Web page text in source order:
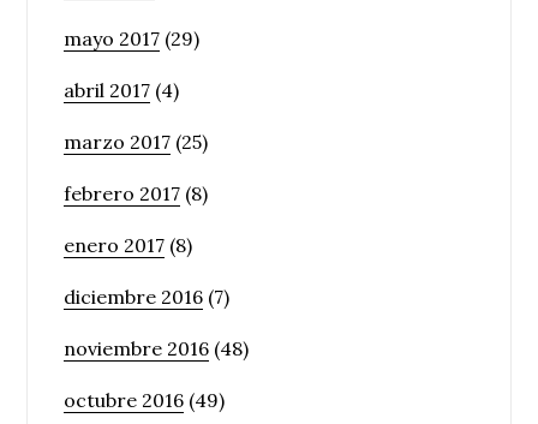
mayo 2017 (29)
abril 2017 (4)
marzo 2017 (25)
febrero 2017 (8)
enero 2017 (8)
diciembre 2016 (7)
noviembre 2016 (48)
octubre 2016 (49)